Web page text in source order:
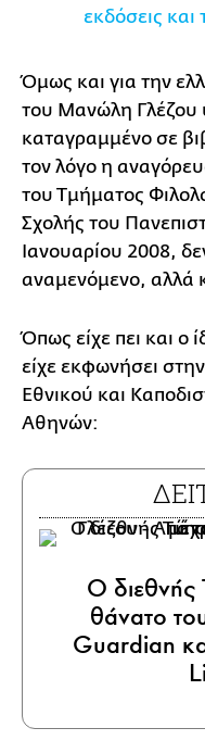
εκδόσεις και
Όμως και για την
του Μανώλη Γλέζου
καταγραμμένο σε
τον λόγο η
του Τμήματος
Σχολής του
Ιανουαρίου 2008,
αναμενόμενο, αλλά
Όπως είχε πει και ο
είχε εκφωνήσει
Εθνικού και
Αθηνών:
Ο διεθνής
θάνατο
Guardian